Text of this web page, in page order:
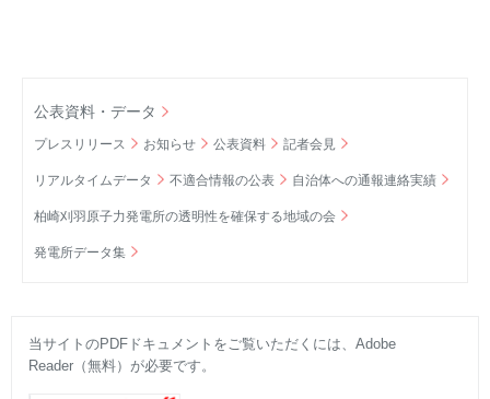
公表資料・データ
プレスリリース お知らせ 公表資料 記者会見
リアルタイムデータ 不適合情報の公表 自治体への通報連絡実績
柏崎刈羽原子力発電所の透明性を確保する地域の会
発電所データ集
当サイトのPDFドキュメントをご覧いただくには、Adobe
Reader（無料）が必要です。